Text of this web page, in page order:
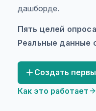
дашборде.
Пять целей
Реальные данные
Создать
Как это работает